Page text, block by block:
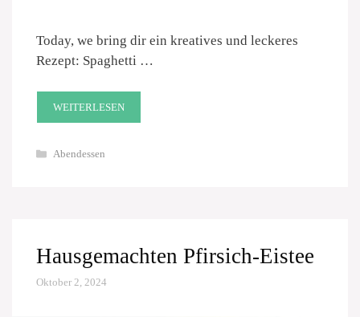
Today, we bring dir ein kreatives und leckeres
Rezept: Spaghetti …
WEITERLESEN
Kategorien
Abendessen
Hausgemachten Pfirsich-Eistee
Oktober 2, 2024